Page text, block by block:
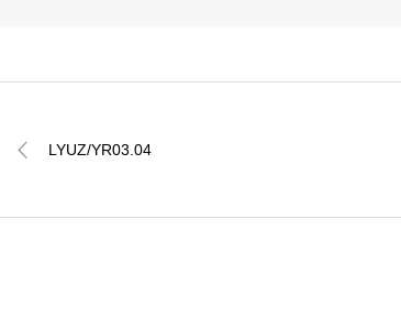
LYUZ/YR03.04